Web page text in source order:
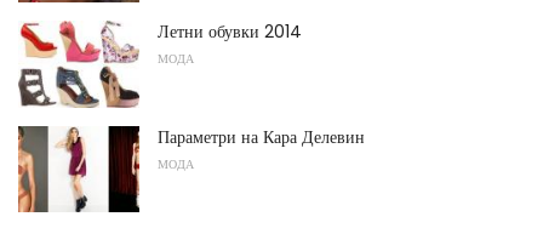
Летни обувки 2014
МОДА
Параметри на Кара Делевин
МОДА